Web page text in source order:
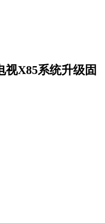
X85系统升级固